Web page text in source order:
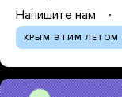
Напишите нам
КРЫМ ЭТИМ ЛЕТОМ